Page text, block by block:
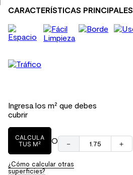
CARACTERÍSTICAS PRINCIPALES
Ingresa los m² que debes
cubrir
CALCULA
TUS M²
O ＋
－
¿Cómo calcular otras
superficies?